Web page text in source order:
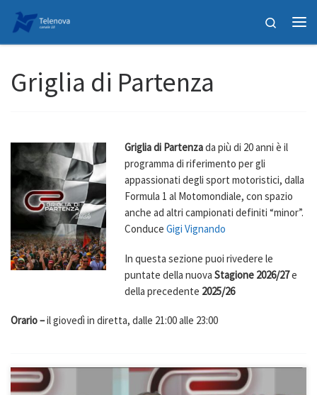
Skip to content
Search
Griglia di Partenza
Griglia di Partenzada più di 20 anni è il
programma di riferimento per gli
appassionati degli sport motoristici, dalla
Formula 1 al Motomondiale, con spazio
anche ad altri campionati definiti “minor”.
ConduceGigi Vignando
In questa sezione puoi rivedere le
puntate della nuovaStagione 2026/27e
della precedente 2025/26
Orario –il giovedì in diretta, dalle 21:00 alle 23:00